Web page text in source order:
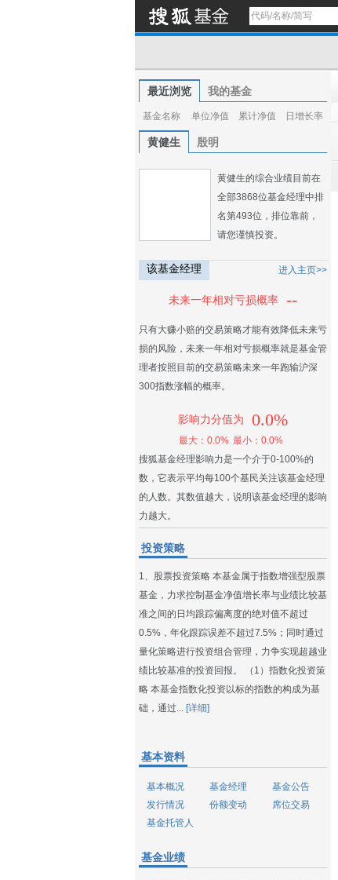
最近浏览 我的基金
基金名称 单位净值 累计净值 日增长率
黄健生 殷明
黄健生的综合业绩目前在
全部3868位基金经理中排
名第493位，排位靠前，
请您谨慎投资。
该基金经理 进入主页>>
未来一年相对亏损概率 --
只有大赚小赔的交易策略才能有效降低未来亏
损的风险，未来一年相对亏损概率就是基金管
理者按照目前的交易策略未来一年跑输沪深
300指数涨幅的概率。
影响力分值为 0.0%
最大：0.0% 最小：0.0%
搜狐基金经理影响力是一个介于0-100%的
数，它表示平均每100个基民关注该基金经理
的人数。其数值越大，说明该基金经理的影响
力越大。
投资策略
1、股票投资策略 本基金属于指数增强型股票
基金，力求控制基金净值增长率与业绩比较基
准之间的日均跟踪偏离度的绝对值不超过
0.5%，年化跟踪误差不超过7.5%；同时通过
量化策略进行投资组合管理，力争实现超越业
绩比较基准的投资回报。 （1）指数化投资策
略 本基金指数化投资以标的指数的构成为基
础，通过... [详细]
基本资料
基本概况 基金经理
基金公告
发行情况
份额变动
席位交易
基金托管人
基金业绩